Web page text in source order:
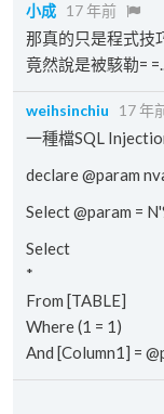
小成 17 年前
那真的只是程式技
竟然說是被駭勒=
weihsinchiu 17 年
一種檔SQL
declare @param
Select @param =
Select
*
From [TABLE]
Where (1 = 1)
And [Column1] =